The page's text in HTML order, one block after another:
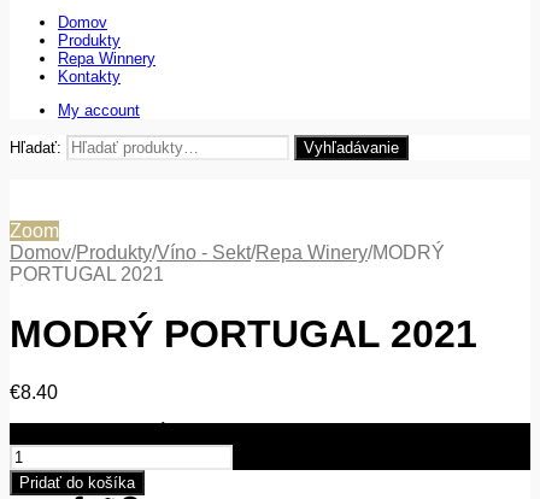
Domov
Produkty
Repa Winnery
Kontakty
My account
Hľadať: Vyhľadávanie
Zoom
Domov/Produkty/Víno - Sekt/Repa Winery/MODRÝ
PORTUGAL 2021
MODRÝ PORTUGAL 2021
€8.40
Pridať do košíka